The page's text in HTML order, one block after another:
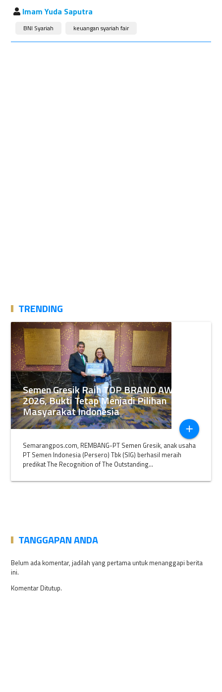
Imam Yuda Saputra
BNI Syariah keuangan syariah fair
TRENDING
Semen Gresik Raih TOP BRAND AWARDS
2026, Bukti Tetap Menjadi Pilihan
Masyarakat Indonesia
add
Semarangpos.com, REMBANG-PT Semen Gresik, anak usaha
PT Semen Indonesia (Persero) Tbk (SIG) berhasil meraih
predikat The Recognition of The Outstanding...
TANGGAPAN ANDA
Belum ada komentar, jadilah yang pertama untuk menanggapi berita
ini.
Komentar Ditutup.